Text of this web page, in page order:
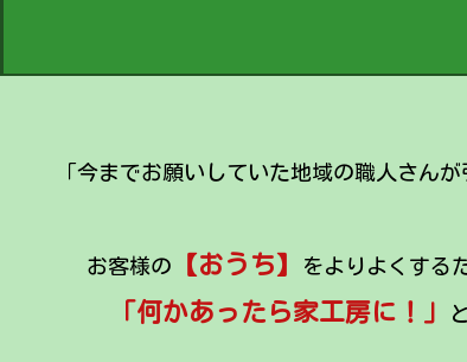
「今までお願いしていた地域の職人さん
お客様の 【おうち】 をよりよくする
「何かあったら家工房に！」